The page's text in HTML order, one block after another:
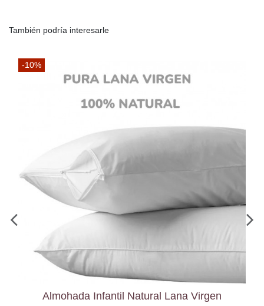
También podría interesarle
-10%
Almohada Infantil Natural Lana Virgen